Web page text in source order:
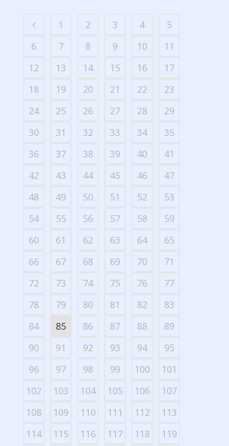
1 2 3 4
5
6
7 8 9 10
11
12
13 14 15 16
17
18
19 20 21 22
23
24
25 26 27 28
29
30
31 32 33 34
35
36
37 38 39 40
41
42
43 44 45 46
47
48
49 50 51 52
53
54
55 56 57 58
59
60
61 62 63 64
65
66
67 68 69 70
71
72
73 74 75 76
77
78
79 80 81 82
83
84
85 86 87 88
89
90
91 92 93 94
95
96
97 98 99 100
101
102
103 104 105 106
107
108
109 110 111 112
113
114
115 116 117 118
119